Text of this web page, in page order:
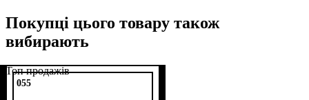
Покупці цього товару також
вибирають
Топ продажів
055